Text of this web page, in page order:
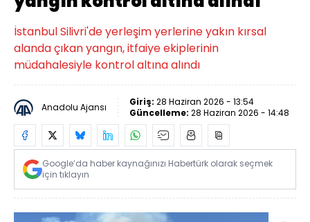
İstanbul Silivri'de yerleşim yerlerine yakın kırsal
alanda çıkan yangın, itfaiye ekiplerinin
müdahalesiyle kontrol altına alındı
Anadolu Ajansı Giriş: 28 Haziran 2026 - 13:54
Güncelleme: 28 Haziran 2026 - 14:48
Google’da haber kaynağınızı Habertürk olarak seçmek
için tıklayın